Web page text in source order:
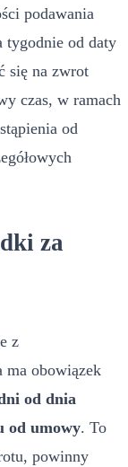
podawania
tygodnie od daty
się na zwrot
czas, w ramach
od
za
z
ma obowiązek
od dnia
od umowy. To
powinny